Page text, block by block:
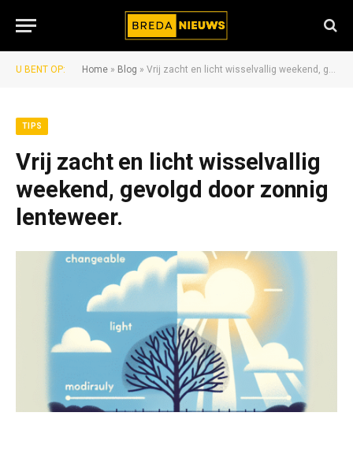
U BENT OP: Home » Blog » Vrij zacht en licht wisselvallig weekend, gevolgd door zonnig lenteweer.
TIPS
Vrij zacht en licht wisselvallig
weekend, gevolgd door zonnig
lenteweer.